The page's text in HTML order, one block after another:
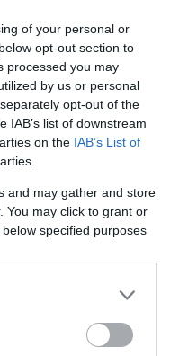
of your personal or
opt-out section to
processed you may
by us or personal
opt-out of the
IAB’s list of downstream
on the IAB’s List of
and may gather and store
You may click to grant or
specified purposes
AZ A